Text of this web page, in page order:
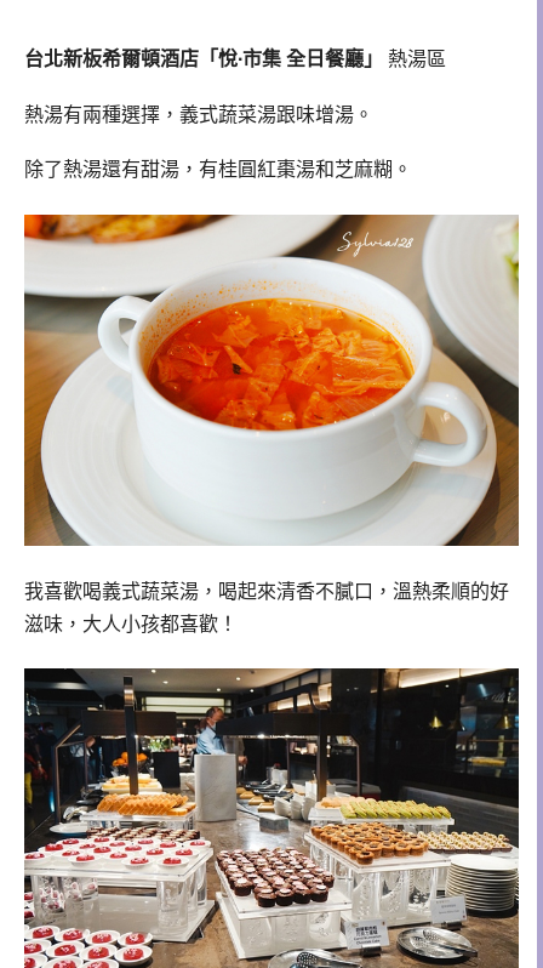
台北新板希爾頓酒店「悅∙市集 全日餐廳」 熱湯區
熱湯有兩種選擇，義式蔬菜湯跟味增湯。
除了熱湯還有甜湯，有桂圓紅棗湯和芝麻糊。
我喜歡喝義式蔬菜湯，喝起來清香不膩口，溫熱柔順的好
滋味，大人小孩都喜歡！